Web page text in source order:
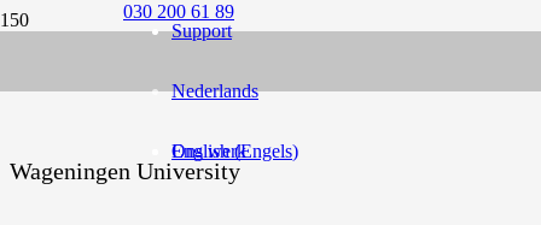
030 200 61 89
Nederlands
English(Engels)
Support
Ons werk
Wageningen University